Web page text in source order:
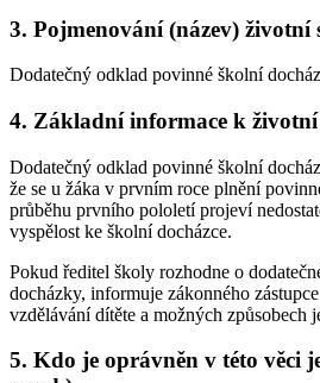
3. Pojmenování (název) životní
Dodatečný odklad povinné školní
4. Základní informace k životní
Dodatečný odklad povinné školní
že se u žáka v prvním roce plnění
průběhu prvního pololetí projeví
vyspělost ke školní docházce.
Pokud ředitel školy rozhodne o
docházky, informuje zákonného
vzdělávání dítěte a možných způsobech
5. Kdo je oprávněn v této věci